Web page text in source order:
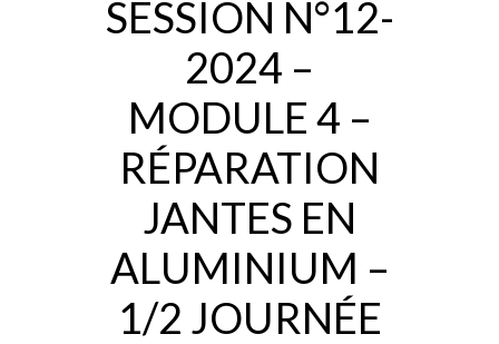
SESSION N°12-
2024 –
MODULE 4 –
RÉPARATION
JANTES EN
ALUMINIUM –
1/2 JOURNÉE